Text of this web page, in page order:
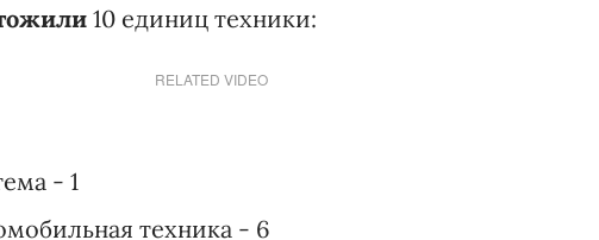
10 единиц техники:
RELATED VIDEO
- 1
техника - 6